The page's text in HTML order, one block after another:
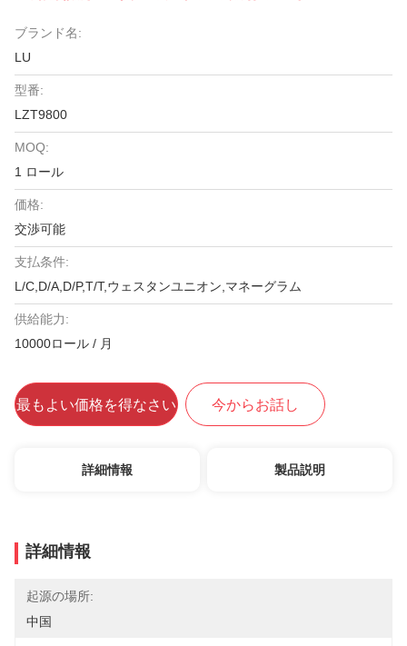
ブランド名:
LU
型番:
LZT9800
MOQ:
1 ロール
価格:
交渉可能
支払条件:
L/C,D/A,D/P,T/T,ウェスタンユニオン,マネーグラム
供給能力:
10000ロール / 月
最もよい価格を得なさい 今からお話し
詳細情報 製品説明
詳細情報
起源の場所:
中国